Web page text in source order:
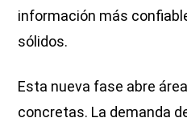
información más
sólidos.
Esta nueva fase abre
concretas. La demanda